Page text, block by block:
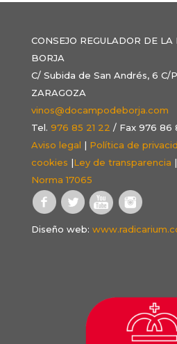
CONSEJO REGULADOR DE LA
BORJA
C/ Subida de San Andrés, 6 C/
ZARAGOZA
vinos@docampodeborja.com
Tel. 976 85 21 22 / Fax 976 86
Aviso legal | Política de
cookies |Ley de transparencia |
Norma 17065
Diseño web: